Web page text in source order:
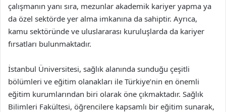
çalışmanın yanı sıra, mezunlar akademik kariyer yapma ya
da özel sektörde yer alma imkanına da sahiptir. Ayrıca,
kamu sektöründe ve uluslararası kuruluşlarda da kariyer
fırsatları bulunmaktadır.
İstanbul Üniversitesi, sağlık alanında sunduğu çeşitli
bölümleri ve eğitim olanakları ile Türkiye’nin en önemli
eğitim kurumlarından biri olarak öne çıkmaktadır. Sağlık
Bilimleri Fakültesi, öğrencilere kapsamlı bir eğitim sunarak,